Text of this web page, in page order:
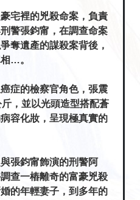
宅裡的兇殺命案，負責
警張鈞甯，在調查命案
奪遺產的謀殺案背後，
…。
症的檢察官角色，張震
，並以光頭造型搭配蒼
容化妝，呈現極真實的
張鈞甯飾演的刑警阿
查一樁離奇的富豪兇殺
的年輕妻子，到多年的